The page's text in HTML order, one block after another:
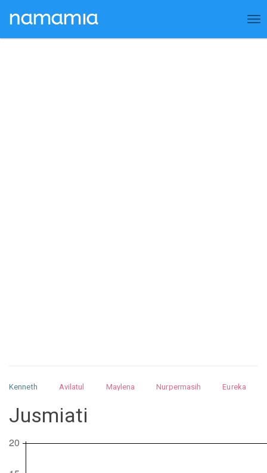
Kenneth Avilatul Maylena Nurpermasih
Eureka
Nurhilman
Pathin
Jusmiati